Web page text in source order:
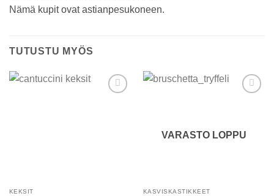
Nämä kupit ovat astianpesukoneen.
TUTUSTU MYÖS
KEKSIT
VARASTO LOPPU
KASVISKASTIKKEET